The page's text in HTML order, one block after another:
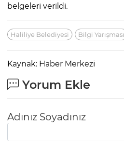
belgeleri verildi.
Haliliye Belediyesi Bilgi Yarışması
Kaynak: Haber Merkezi
Yorum Ekle
Adınız Soyadınız